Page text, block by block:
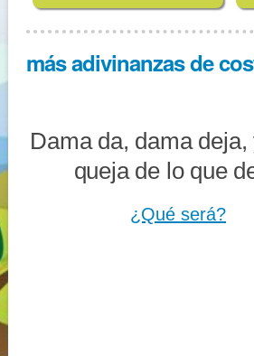
más adivinanzas de
Dama da, dama deja,
queja de lo que
¿Qué será?